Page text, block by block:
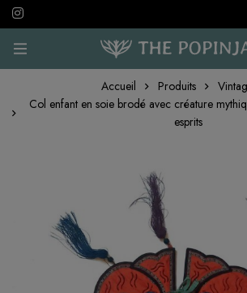
Accueil Produits
Col enfant en soie brodé avec créature
esprits